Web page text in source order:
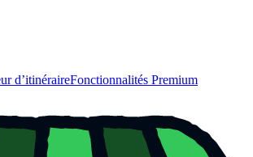
d’itinéraireFonctionnalités Premium